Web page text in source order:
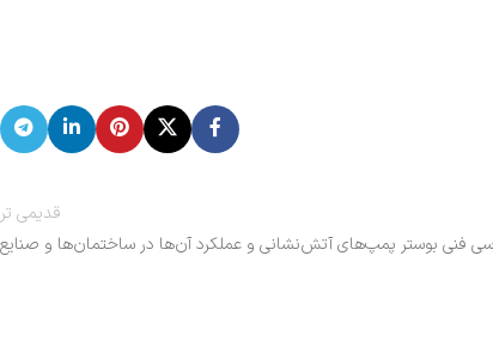
قدیمی تر
فنی بوستر پمپ‌های آتش‌نشانی و عملکرد آن‌ها در ساختمان‌ها و صنایع